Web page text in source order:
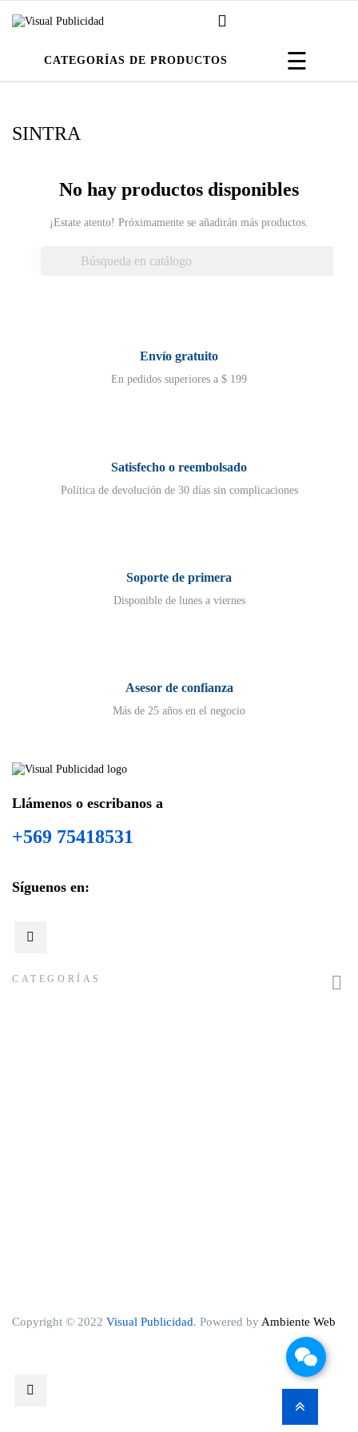
CATEGORÍAS DE PRODUCTOS ☰
SINTRA
No hay productos disponibles
¡Estate atento! Próximamente se añadirán más productos.
Envío gratuito
En pedidos superiores a $ 199
Satisfecho o reembolsado
Política de devolución de 30 días sin complicaciones
Soporte de primera
Disponible de lunes a viernes
Asesor de confianza
Más de 25 años en el negocio
Llámenos o escribanos a
+569 75418531
Síguenos en:
CATEGORÍAS 
Copyright © 2022 Visual Publicidad. Powered by Ambiente Web